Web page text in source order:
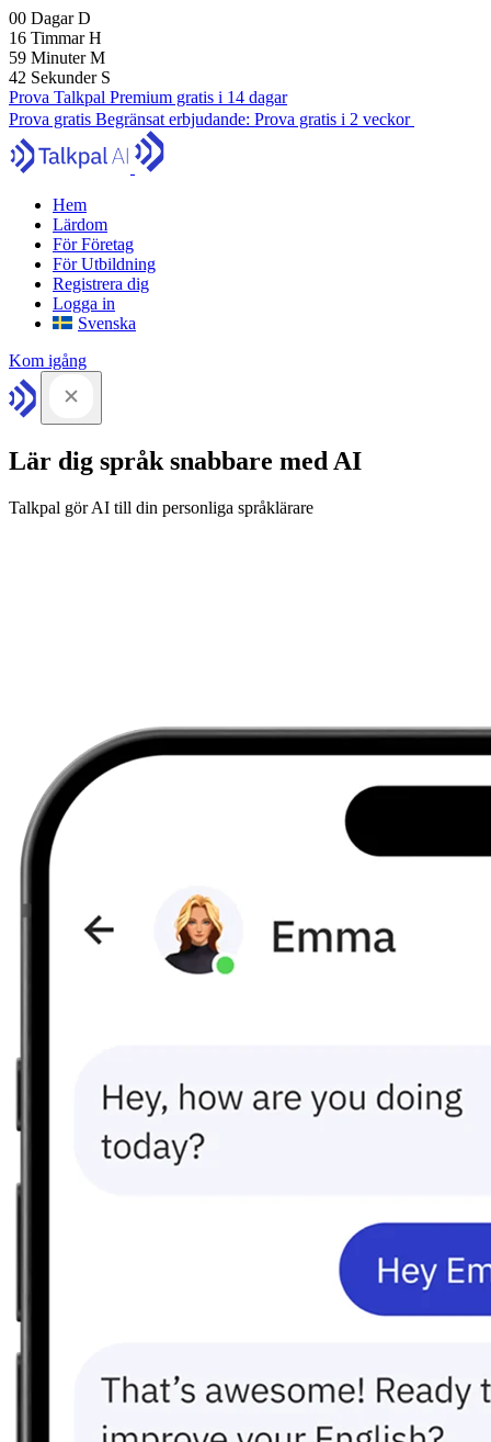
00 DagarD
16 TimmarH
59 MinuterM
41 Sekunder S
Prova Talkpal Premium gratis i 14 dagar
Prova gratis Begränsat erbjudande: Prova gratis i 2 veckor
Hem
Lärdom
För Företag
För Utbildning
Registrera dig
Logga in
Svenska
Kom igång
Lär dig språk snabbare med AI
Talkpal gör AI till din personliga språklärare